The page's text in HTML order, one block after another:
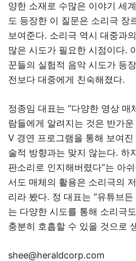
양한 소재로 수많은 이야기 세
도 등장한 이 질문은 소리극 장
보여준다. 소리극 역시 대중과
많은 시도가 필요한 시점이다.
꾼들의 실험적 음악 시도가 등
전보다 대중에게 친숙해졌다.
정종임 대표는 “다양한 영상 매
람들에게 알려지는 것은 반가
V 경연 프로그램을 통해 보여
술적 방향과는 맞지 않는다. 하
판소리로 인지해버렸다”는 아
서도 매체의 활용은 소리극의
리라 봤다. 정 대표는 “유튜브
는 다양한 시도를 통해 소리극
충분히 호흡할 수 있을 것으로
shee@heraldcorp.com